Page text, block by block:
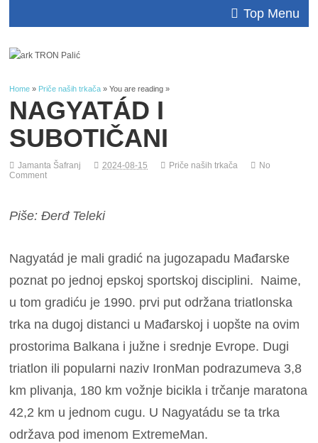
Top Menu
Home » Priče naših trkača » You are reading »
NAGYATÁD I
SUBOTIČANI
Jamanta Šafranj 2024-08-15 Priče naših trkača
No
Comment
Piše: Đerđ Teleki
Nagyatád je mali gradić na jugozapadu Mađarske
poznat po jednoj epskoj sportskoj disciplini. Naime,
u tom gradiću je 1990. prvi put održana triatlonska
trka na dugoj distanci u Mađarskoj i uopšte na ovim
prostorima Balkana i južne i srednje Evrope. Dugi
triatlon ili popularni naziv IronMan podrazumeva 3,8
km plivanja, 180 km vožnje bicikla i trčanje maratona
42,2 km u jednom cugu. U Nagyatádu se ta trka
održava pod imenom ExtremeMan.